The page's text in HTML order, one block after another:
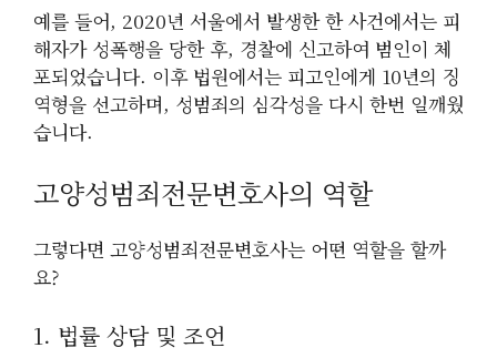
예를 들어, 2020년 서울에서 발생한 한 사건에서는 피
해자가 성폭행을 당한 후, 경찰에 신고하여 범인이 체
포되었습니다. 이후 법원에서는 피고인에게 10년의 징
역형을 선고하며, 성범죄의 심각성을 다시 한번 일깨웠
습니다.
고양성범죄전문변호사의 역할
그렇다면 고양성범죄전문변호사는 어떤 역할을 할까
요?
1. 법률 상담 및 조언